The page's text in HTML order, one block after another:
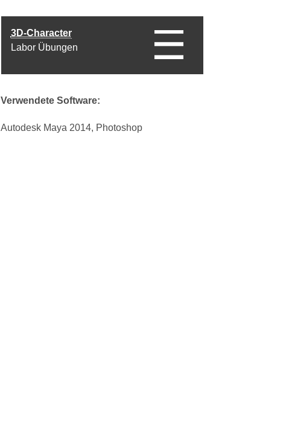
3D-Character
Labor Übungen
Verwendete Software:
Autodesk Maya 2014, Photoshop